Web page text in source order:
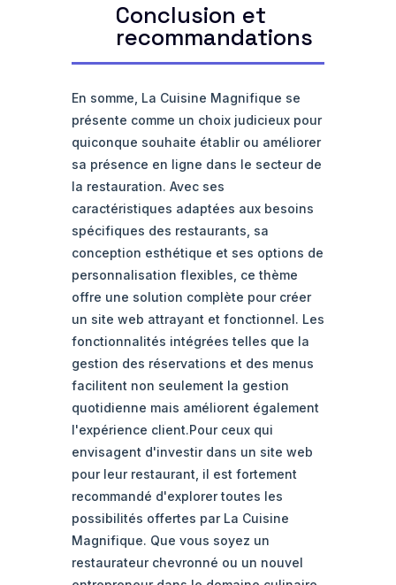
Conclusion et
recommandations
En somme, La Cuisine Magnifique se
présente comme un choix judicieux pour
quiconque souhaite établir ou améliorer
sa présence en ligne dans le secteur de
la restauration. Avec ses
caractéristiques adaptées aux besoins
spécifiques des restaurants, sa
conception esthétique et ses options de
personnalisation flexibles, ce thème
offre une solution complète pour créer
un site web attrayant et fonctionnel. Les
fonctionnalités intégrées telles que la
gestion des réservations et des menus
facilitent non seulement la gestion
quotidienne mais améliorent également
l'expérience client.Pour ceux qui
envisagent d'investir dans un site web
pour leur restaurant, il est fortement
recommandé d'explorer toutes les
possibilités offertes par La Cuisine
Magnifique. Que vous soyez un
restaurateur chevronné ou un nouvel